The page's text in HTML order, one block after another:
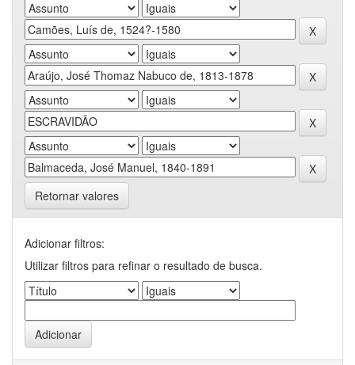
Retornar valores
Adicionar filtros:
Utilizar filtros para refinar o resultado de busca.